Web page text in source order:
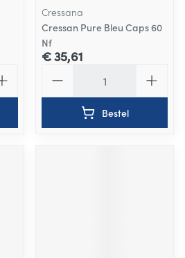
Cressana
Cressan Pure Bleu Caps 60
Nf
€ 35,61
Bestel